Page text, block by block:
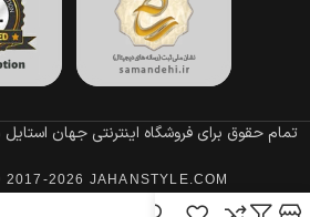
تمام حقوق برای فروشگاه اینترنتی جهان
2017-2026 JAHANSTYLE.COM